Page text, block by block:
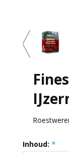
Inhoud: *